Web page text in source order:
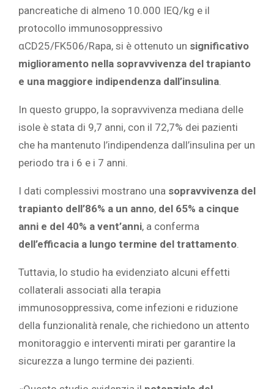
pancreatiche di almeno 10.000 IEQ/kg e il
protocollo immunosoppressivo
αCD25/FK506/Rapa, si è ottenuto un significativo
miglioramento nella sopravvivenza del trapianto
e una maggiore indipendenza dall’insulina.
In questo gruppo, la sopravvivenza mediana delle
isole è stata di 9,7 anni, con il 72,7% dei pazienti
che ha mantenuto l’indipendenza dall’insulina per un
periodo tra i 6 e i 7 anni.
I dati complessivi mostrano una sopravvivenza del
trapianto dell’86% a un anno, del 65% a cinque
anni e del 40% a vent’anni, a conferma
dell’efficacia a lungo termine del trattamento.
Tuttavia, lo studio ha evidenziato alcuni effetti
collaterali associati alla terapia
immunosoppressiva, come infezioni e riduzione
della funzionalità renale, che richiedono un attento
monitoraggio e interventi mirati per garantire la
sicurezza a lungo termine dei pazienti.